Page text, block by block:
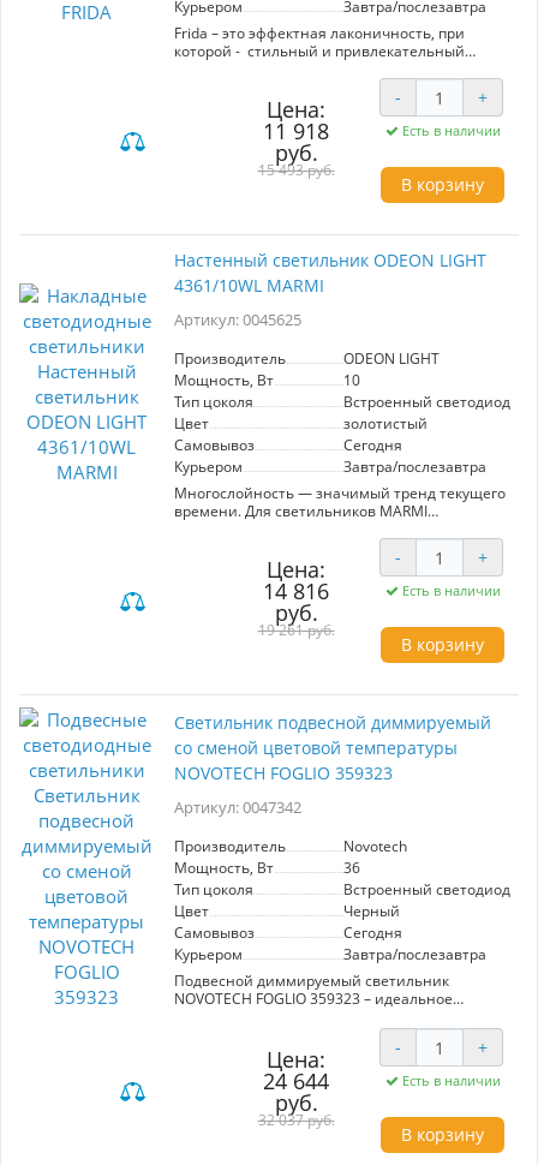
Курьером
Завтра/послезавтра
Frida – это эффектная лаконичность, при
которой - стильный и привлекательный
деталей. Несмотря на отсутствие элементов
декора и различных дизайнерских фишек,
настенный и подвесной светильники Frida
выглядят притягательно и впечатляюще в
матовом отблеске античной бронзы.
Цена:
11 918
руб.
15 493 руб.
- +
Есть в наличии
В корзину
Настенный светильник ODEON LIGHT
4361/10WL MARMI
Артикул: 0045625
Производитель
ODEON LIGHT
Мощность, Вт
10
Тип цоколя
Встроенный светодиод
Цвет
золотистый
Самовывоз
Сегодня
Курьером
Завтра/послезавтра
Многослойность — значимый тренд текущего
времени. Для светильников MARMI
материалов: металла, акрила и мрамора, что
делает его настоящей изюминкой в
Цена:
14 816
руб.
19 261 руб.
- +
Есть в наличии
В корзину
Светильник подвесной диммируемый
со сменой цветовой температуры
NOVOTECH FOGLIO 359323
Артикул: 0047342
Производитель
Novotech
Мощность, Вт
36
Тип цоколя
Встроенный светодиод
Цвет
Черный
Самовывоз
Сегодня
Курьером
Завтра/послезавтра
Подвесной диммируемый светильник
NOVOTECH FOGLIO 359323 – идеальное
атмосферы в любом интерьере. Уникальная
функция смены цветовой температуры
позволяет легко переключаться между теплым
и холодным светом, подстраиваясь под ваше
настроение или время суток. Светильник
оснащен встроенными светодиодами,
обеспечивающими яркость в диапазоне от
Цена:
24 644
руб.
32 037 руб.
- +
Есть в наличии
В корзину